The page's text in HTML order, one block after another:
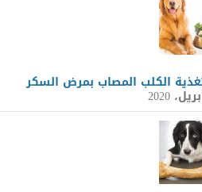
الكلب المصاب بمرض السكر